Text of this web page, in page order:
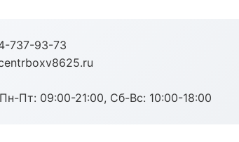
737-93-73
Пн-Пт: 09:00-21:00, Сб-Вс: 10:00-18:00